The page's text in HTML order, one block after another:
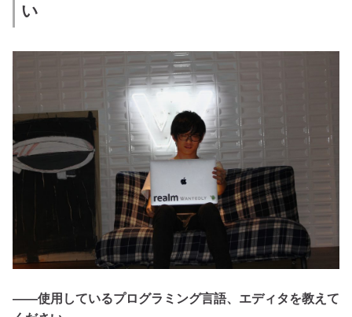
い
――使用しているプログラミング言語、エディタを教えて